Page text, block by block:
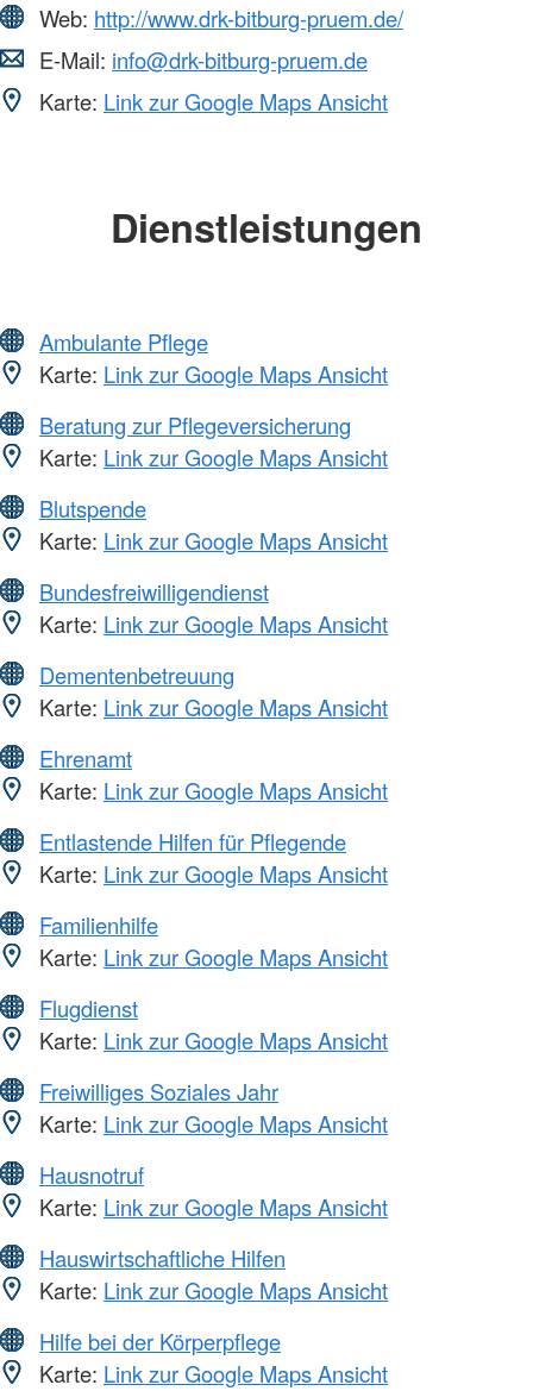
Web: http://www.drk-bitburg-pruem.de/
E-Mail: info@drk-bitburg-pruem.de
Karte: Link zur Google Maps Ansicht
Dienstleistungen
Ambulante Pflege
Karte: Link zur Google Maps Ansicht
Beratung zur Pflegeversicherung
Karte: Link zur Google Maps Ansicht
Blutspende
Karte: Link zur Google Maps Ansicht
Bundesfreiwilligendienst
Karte: Link zur Google Maps Ansicht
Dementenbetreuung
Karte: Link zur Google Maps Ansicht
Ehrenamt
Karte: Link zur Google Maps Ansicht
Entlastende Hilfen für Pflegende
Karte: Link zur Google Maps Ansicht
Familienhilfe
Karte: Link zur Google Maps Ansicht
Flugdienst
Karte: Link zur Google Maps Ansicht
Freiwilliges Soziales Jahr
Karte: Link zur Google Maps Ansicht
Hausnotruf
Karte: Link zur Google Maps Ansicht
Hauswirtschaftliche Hilfen
Karte: Link zur Google Maps Ansicht
Hilfe bei der Körperpflege
Karte: Link zur Google Maps Ansicht